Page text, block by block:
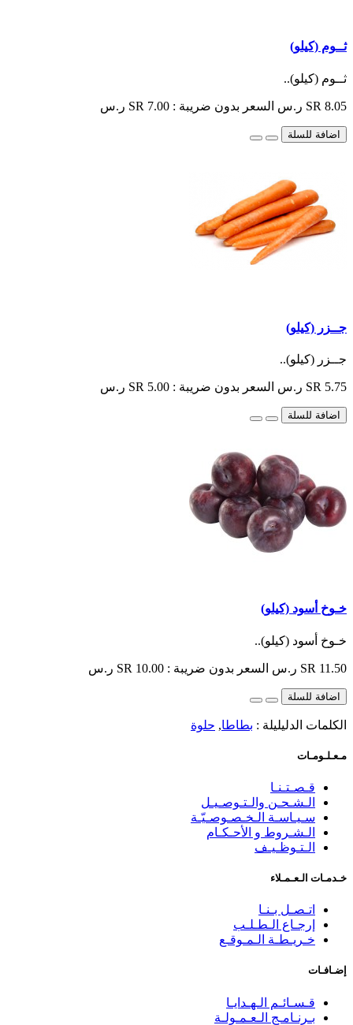
ثــوم (كيلو)
ثــوم (كيلو)..
SR 8.05 ر.س السعر بدون ضريبة : SR 7.00 ر.س
اضافة للسلة
جــزر (كيلو)
جــزر (كيلو)..
SR 5.75 ر.س السعر بدون ضريبة : SR 5.00 ر.س
اضافة للسلة
خـوخ أسود (كيلو)
خـوخ أسود (كيلو)..
SR 11.50 ر.س السعر بدون ضريبة : SR 10.00 ر.س
اضافة للسلة
الكلمات الدليليلة : بطاطا, حلوة
مـعـلـومـات
قـصـتـنـا
الـشـحـن والـتـوصـيـل
سـيـاسـة الـخـصـوصـيّـة
الـشـروط و الأحـكـام
الـتـوظـيـف
خـدمـات الـعـمـلاء
اتـصـل بـنـا
إرجـاع الـطـلـب
خـريـطـة الـمـوقـع
إضـافـات
قـسـائـم الـهـدايـا
بـرنـامـج الـعـمـولـة